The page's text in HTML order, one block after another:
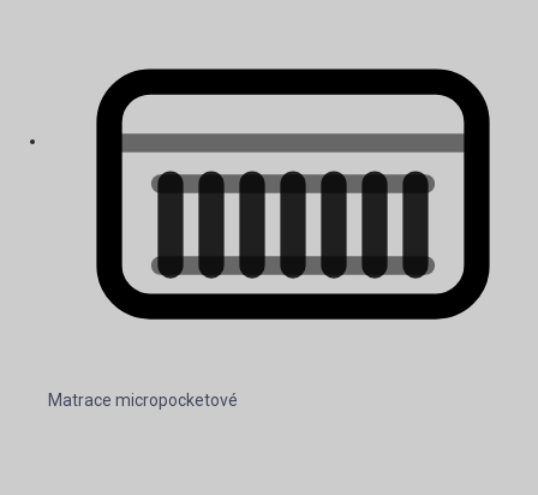
Matrace micropocketové